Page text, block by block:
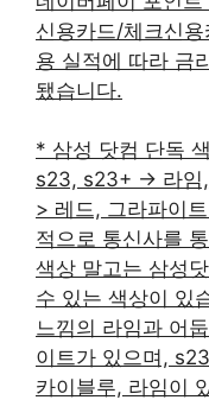
신용카드/체크신
용 실적에 따라 금
됐습니다.
* 삼성 닷컴 단독
s23, s23+ -> 라
> 레드, 그라파이
적으로 통신사를
색상 말고는 삼성
수 있는 색상이 있
느낌의 라임과 어
이트가 있으며,
카이블루, 라임이